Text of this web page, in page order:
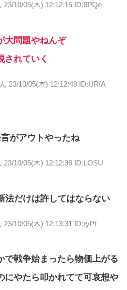
23/10/05(木) 12:12:15 ID:6PQe
大問題やねんぞ
されていく
23/10/05(木) 12:12:48 ID:URfA
がアウトやったね
23/10/05(木) 12:12:36 ID:LOSU
法だけは許してはならない
23/10/05(木) 12:13:31 ID:ryPt
で戦争始まったら物価上がる
にやたら叩かれてて可哀想や